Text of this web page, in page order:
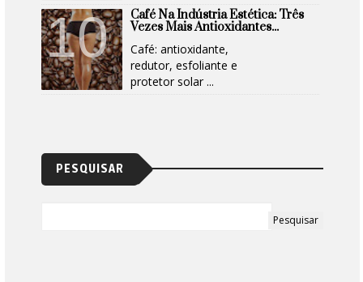
Café Na Indústria Estética: Três
Vezes Mais Antioxidantes...
Café: antioxidante,
redutor, esfoliante e
protetor solar ...
PESQUISAR